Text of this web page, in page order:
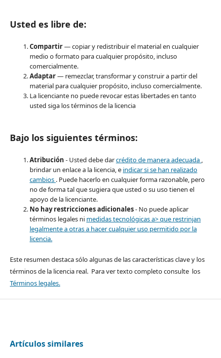
Usted es libre de:
Compartir— copiar y redistribuir el material en cualquier
medio o formato para cualquier propósito, incluso
comercialmente.
Adaptar— remezclar, transformar y construir a partir del
material para cualquier propósito, incluso comercialmente.
La licenciante no puede revocar estas libertades en tanto
usted siga los términos de la licencia
Bajo los siguientes términos:
Atribución - Usted debe darcrédito de manera adecuada ,
brindar un enlace a la licencia, e indicar si se han realizado
cambios . Puede hacerlo en cualquier forma razonable, pero
no de forma tal que sugiera que usted o su uso tienen el
apoyo de la licenciante.
No hay restricciones adicionales- No puede aplicar
términos legales ni medidas tecnológicas a> que restrinjan
legalmente a otras a hacer cualquier uso permitido por la
licencia.
Este resumen destaca sólo algunas de las características clave y los
términos de la licencia real. Para ver texto completo consulte los
Términos legales.
Artículos similares